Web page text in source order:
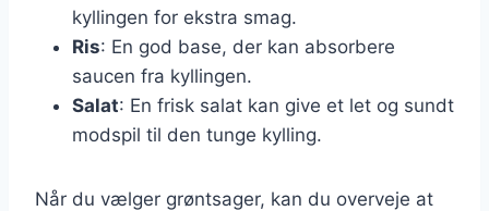
kyllingen for ekstra smag.
Ris: En god base, der kan absorbere
saucen fra kyllingen.
Salat: En frisk salat kan give et let og sundt
modspil til den tunge kylling.
Når du vælger grøntsager, kan du overveje at